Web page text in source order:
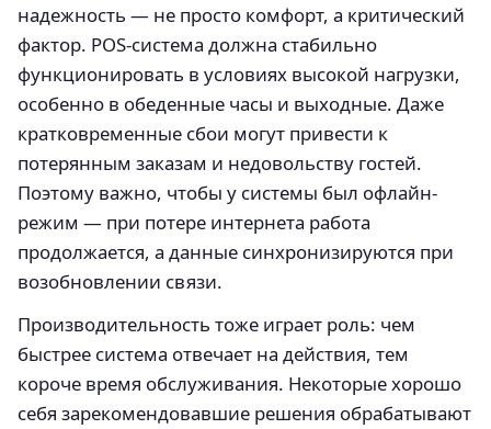
надежность — не просто комфорт, а критический
фактор. POS-система должна стабильно
функционировать в условиях высокой нагрузки,
особенно в обеденные часы и выходные. Даже
кратковременные сбои могут привести к
потерянным заказам и недовольству гостей.
Поэтому важно, чтобы у системы был офлайн-
режим — при потере интернета работа
продолжается, а данные синхронизируются при
возобновлении связи.
Производительность тоже играет роль: чем
быстрее система отвечает на действия, тем
короче время обслуживания. Некоторые хорошо
себя зарекомендовавшие решения обрабатывают